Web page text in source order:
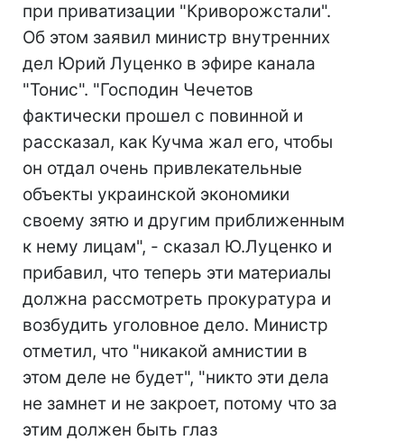
при приватизации "Криворожстали".
Об этом заявил министр внутренних
дел Юрий Луценко в эфире канала
"Тонис". "Господин Чечетов
фактически прошел с повинной и
рассказал, как Кучма жал его, чтобы
он отдал очень привлекательные
объекты украинской экономики
своему зятю и другим приближенным
к нему лицам", - сказал Ю.Луценко и
прибавил, что теперь эти материалы
должна рассмотреть прокуратура и
возбудить уголовное дело. Министр
отметил, что "никакой амнистии в
этом деле не будет", "никто эти дела
не замнет и не закроет, потому что за
этим должен быть глаз